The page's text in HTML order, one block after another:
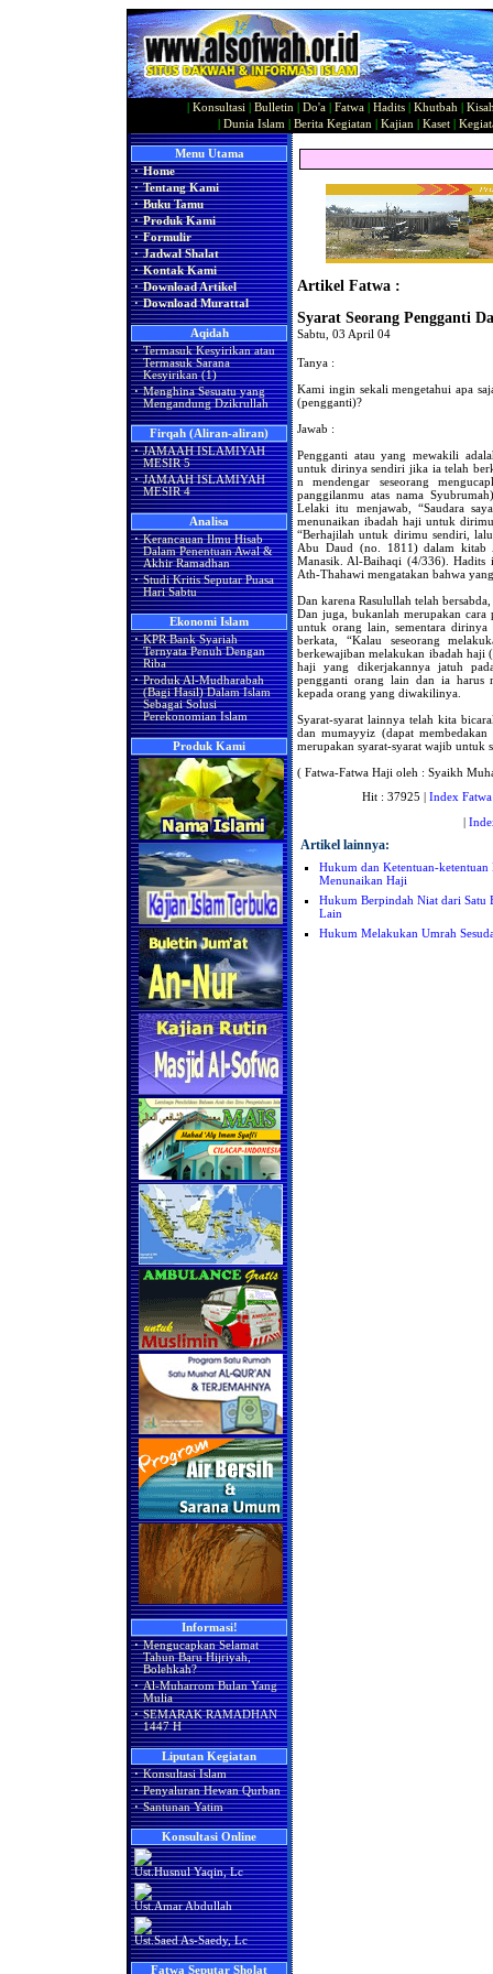
Konsultasi Bulletin Do'a Fatwa Hadits Khutbah
Dunia Islam Berita Kegiatan Kajian Kaset|
Menu Utama
· Home
· Tentang Kami
· Buku Tamu
· Produk Kami
· Formulir
· Jadwal Shalat
· Kontak Kami
· Download Artikel
· Download Murattal
Aqidah
· Termasuk Kesyirikan atau
Termasuk Sarana
Kesyirikan (1)
· Menghina Sesuatu yang
Mengandung Dzikrullah
Firqah (Aliran-aliran)
· JAMAAH ISLAMIYAH
MESIR 5
· JAMAAH ISLAMIYAH
MESIR 4
Analisa
· Kerancauan Ilmu Hisab
Dalam Penentuan Awal &
Akhir Ramadhan
· Studi Kritis Seputar Puasa
Hari Sabtu
Ekonomi Islam
· KPR Bank Syariah
Ternyata Penuh Dengan
Riba
· Produk Al-Mudharabah
(Bagi Hasil) Dalam Islam
Sebagai Solusi
Perekonomian Islam
Produk Kami
Informasi!
· Mengucapkan Selamat
Tahun Baru Hijriyah,
Bolehkah?
· Al-Muharrom Bulan Yang
Mulia
· SEMARAK RAMADHAN
1447 H
Liputan Kegiatan
· Konsultasi Islam
· Penyaluran Hewan Qurban
· Santunan Yatim
Konsultasi Online
Ust.Husnul Yaqin, Lc
Ust.Amar Abdullah
Ust.Saed As-Saedy, Lc
Fatwa Seputar Sholat
Artikel Fatwa :
Syarat Seorang Pengganti
Sabtu, 03 April 04
Tanya :
Kami ingin sekali mengetahui apa
(pengganti)?
Jawab :
Pengganti atau yang mewakili
untuk dirinya sendiri jika ia telah
n mendengar seseorang
panggilanmu atas nama
Lelaki itu menjawab, “Saudara
menunaikan ibadah haji untuk
“Berhajilah untuk dirimu sendiri,
Abu Daud (no. 1811) dalam
Manasik. Al-Baihaqi (4/336). Hadits
Ath-Thahawi mengatakan bahwa
Dan karena Rasulullah telah
Dan juga, bukanlah merupakan cara
untuk orang lain, sementara dirinya
berkata, “Kalau seseorang
berkewajiban melakukan ibadah
haji yang dikerjakannya jatuh
pengganti orang lain dan ia harus
kepada orang yang diwakilinya.
Syarat-syarat lainnya telah kita
dan mumayyiz (dapat
merupakan syarat-syarat wajib untuk
( Fatwa-Fatwa Haji oleh : Syaikh
Hit : 37925 | Index Fatwa
|
Artikel lainnya:
Hukum dan Ketentuan-
Menunaikan Haji
Hukum Berpindah Niat dari Satu
Lain
Hukum Melakukan Umrah